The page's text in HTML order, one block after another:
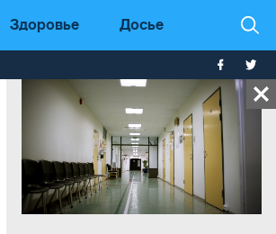
Здоровье Досье